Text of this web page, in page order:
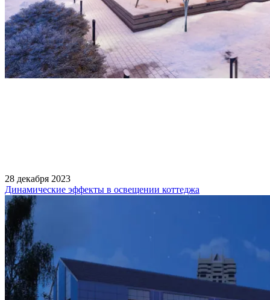
28 декабря 2023
Динамические эффекты в освещении коттеджа